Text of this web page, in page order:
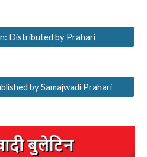
Distributed by Prahari
by Samajwadi Prahari